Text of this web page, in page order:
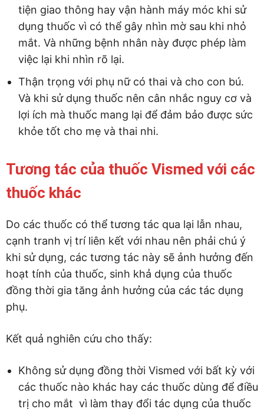
tiện giao thông hay vận hành máy móc khi sử
dụng thuốc vì có thể gây nhìn mờ sau khi nhỏ
mắt. Và những bệnh nhân này được phép làm
việc lại khi nhìn rõ lại.
Thận trọng với phụ nữ có thai và cho con bú.
Và khi sử dụng thuốc nên cân nhắc nguy cơ và
lợi ích mà thuốc mang lại để đảm bảo được sức
khỏe tốt cho mẹ và thai nhi.
Tương tác của thuốc Vismed với các
thuốc khác
Do các thuốc có thể tương tác qua lại lẫn nhau,
cạnh tranh vị trí liên kết với nhau nên phải chú ý
khi sử dụng, các tương tác này sẽ ảnh hưởng đến
hoạt tính của thuốc, sinh khả dụng của thuốc
đồng thời gia tăng ảnh hưởng của các tác dụng
phụ.
Kết quả nghiên cứu cho thấy:
Không sử dụng đồng thời Vismed với bất kỳ với
các thuốc nào khác hay các thuốc dùng để điều
trị cho mắt vì làm thay đổi tác dụng của thuốc